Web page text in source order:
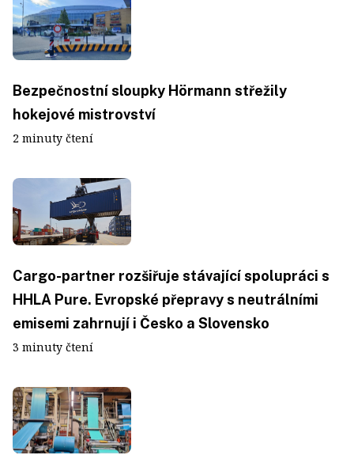
Bezpečnostní sloupky Hörmann střežily
hokejové mistrovství
2 minuty čtení
Cargo-partner rozšiřuje stávající spolupráci s
HHLA Pure. Evropské přepravy s neutrálními
emisemi zahrnují i Česko a Slovensko
3 minuty čtení